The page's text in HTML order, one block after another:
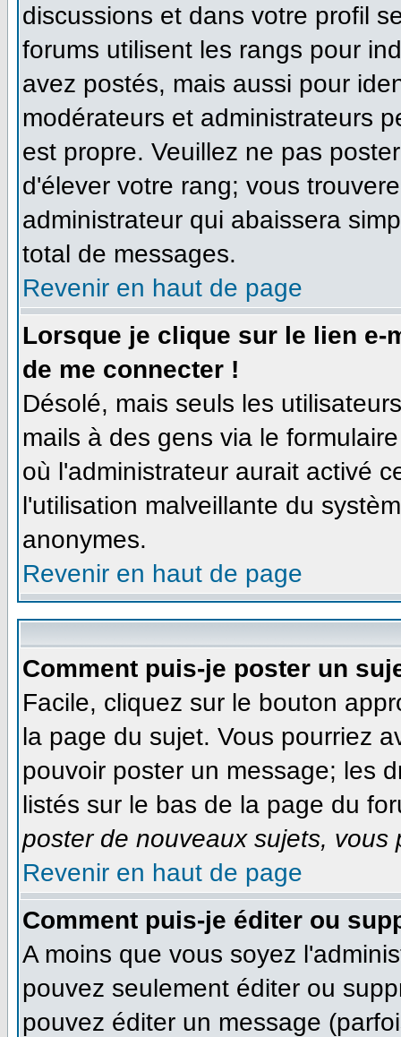
discussions et dans votre profil
forums utilisent les rangs pour
avez postés, mais aussi pour
modérateurs et administrateurs
est propre. Veuillez ne pas
d'élever votre rang; vous
administrateur qui abaissera
total de messages.
Revenir en haut de page
Lorsque je clique sur le lien e-
de me connecter !
Désolé, mais seuls les
mails à des gens via le
où l'administrateur aurait activé
l'utilisation malveillante du
anonymes.
Revenir en haut de page
Comment puis-je poster un
Facile, cliquez sur le bouton
la page du sujet. Vous pourriez
pouvoir poster un message; les
listés sur le bas de la page du
poster de nouveaux sujets, vous
Revenir en haut de page
Comment puis-je éditer ou
A moins que vous soyez
pouvez seulement éditer ou
pouvez éditer un message